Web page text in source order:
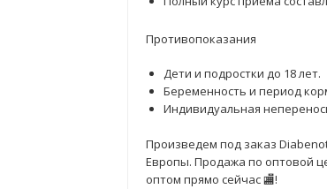
Противопоказания
Дети и подростки до 18 лет.
Беременность и период
Индивидуальная
Произведем под заказ
Европы. Продажа по оптовой
оптом прямо сейчас 🏬!